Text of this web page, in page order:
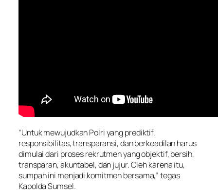
“Untuk mewujudkan Polri yang prediktif,
responsibilitas, transparansi, dan berkeadilan harus
dimulai dari proses rekrutmen yang objektif, bersih,
transparan, akuntabel, dan jujur. Oleh karena itu,
sumpah ini menjadi komitmen bersama,” tegas
Kapolda Sumsel.